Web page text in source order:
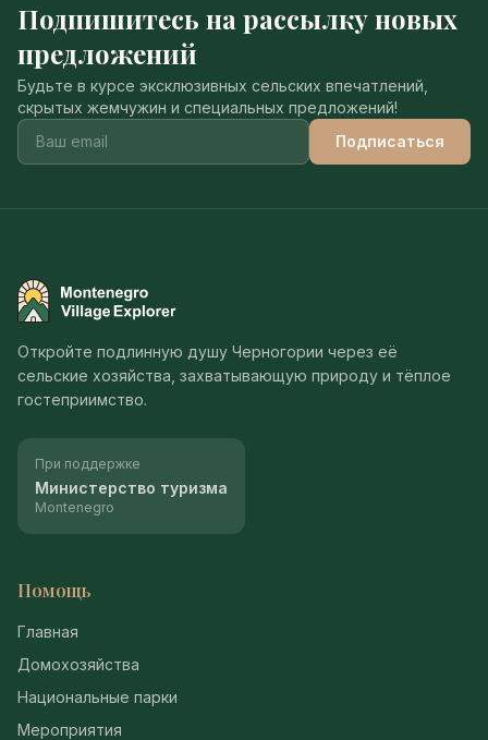
Подпишитесь на рассылку новых
предложений
Будьте в курсе эксклюзивных сельских впечатлений,
скрытых жемчужин и специальных предложений!
Подписаться
Montenegro Village Explorer
Откройте подлинную душу Черногории через её
сельские хозяйства, захватывающую природу и тёплое
гостеприимство.
При поддержке
Министерство туризма
Montenegro
Помощь
Главная
Домохозяйства
Национальные парки
Мероприятия